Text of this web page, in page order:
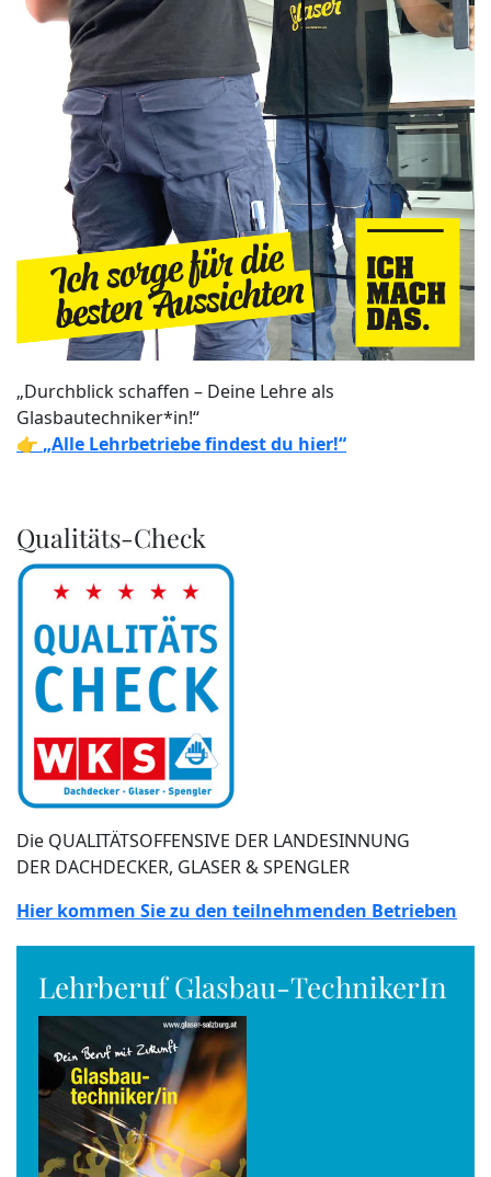
„Durchblick schaffen – Deine Lehre als
Glasbautechniker*in!“
👉 „Alle Lehrbetriebe findest du hier!“
Qualitäts-Check
Die QUALITÄTSOFFENSIVE DER LANDESINNUNG
DER DACHDECKER, GLASER & SPENGLER
Hier kommen Sie zu den teilnehmenden Betrieben
Lehrberuf Glasbau-TechnikerIn